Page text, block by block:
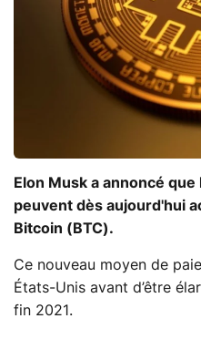
Elon Musk a annoncé
peuvent dès aujourd'hui
Bitcoin (BTC).
Ce nouveau moyen de
États-Unis avant d’être
fin 2021.